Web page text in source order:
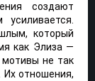
создают
который
как Элиза —
не так
Их отношения,